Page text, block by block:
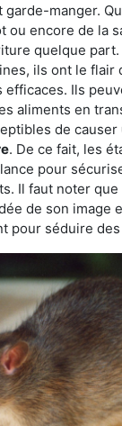
manger.
ou encore de la
quelque part.
ils ont le flair
efficaces. Ils
aliments en
de causer
. De ce fait, les
pour
Il faut noter que
de son image
pour séduire